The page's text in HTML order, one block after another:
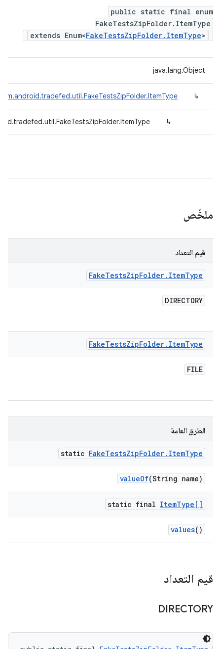
public static final enum
FakeTestsZipFolder.ItemType
extends Enum<FakeTestsZipFolder.ItemType>
java.lang.Object
↳
↳
ملخّص
قيم التعداد
FakeTestsZipFolder. ItemType
DIRECTORY
FakeTestsZipFolder. ItemType
FILE
الطرق العامة
static FakeTestsZipFolder. ItemType
valueOf(String name)
static final ItemType[]
values()
قيم التعداد
DIRECTORY